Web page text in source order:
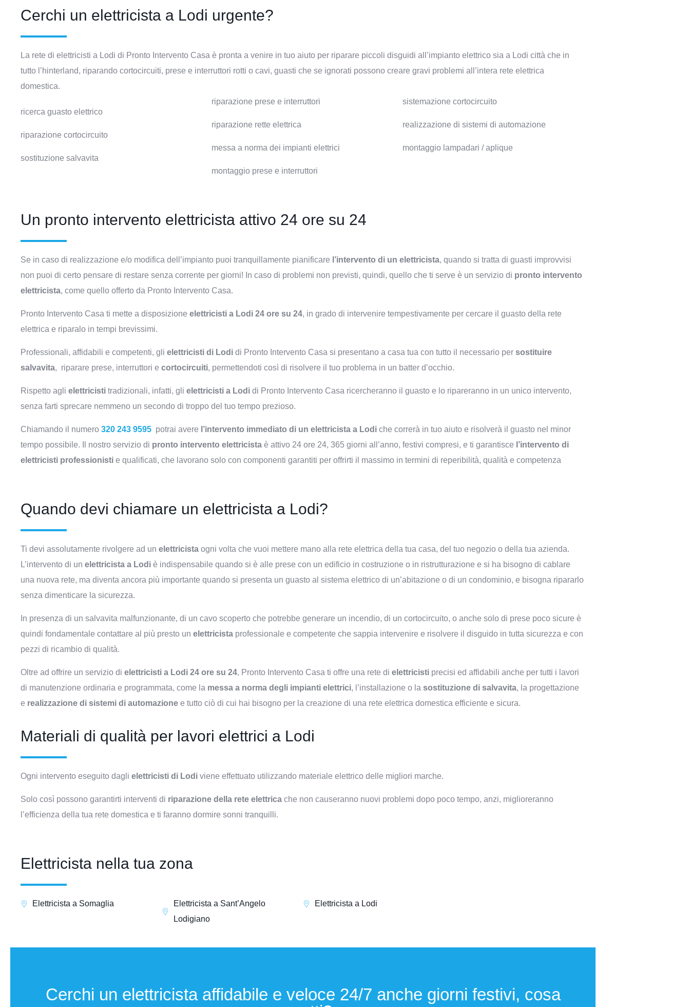
Cerchi un elettricista a Lodi urgente?
La rete di elettricisti a Lodi di Pronto Intervento Casa è pronta a venire in tuo aiuto per riparare piccoli disguidi all’impianto elettrico sia a Lodi città che in
tutto l’hinterland, riparando cortocircuiti, prese e interruttori rotti o cavi, guasti che se ignorati possono creare gravi problemi all’intera rete elettrica
domestica.
ricerca guasto elettrico
riparazione cortocircuito
sostituzione salvavita
riparazione prese e interruttori
riparazione rette elettrica
messa a norma dei impianti elettrici
montaggio prese e interruttori
sistemazione cortocircuito
realizzazione di sistemi di automazione
montaggio lampadari / aplique
Un pronto intervento elettricista attivo 24 ore su 24
Se in caso di realizzazione e/o modifica dell’impianto puoi tranquillamente pianificare l’intervento di un elettricista, quando si tratta di guasti improvvisi
non puoi di certo pensare di restare senza corrente per giorni! In caso di problemi non previsti, quindi, quello che ti serve è un servizio di pronto intervento
elettricista, come quello offerto da Pronto Intervento Casa.
Pronto Intervento Casa ti mette a disposizione elettricisti a Lodi 24 ore su 24, in grado di intervenire tempestivamente per cercare il guasto della rete
elettrica e riparalo in tempi brevissimi.
Professionali, affidabili e competenti, gli elettricisti di Lodi di Pronto Intervento Casa si presentano a casa tua con tutto il necessario per sostituire
salvavita, riparare prese, interruttori e cortocircuiti, permettendoti così di risolvere il tuo problema in un batter d’occhio.
Rispetto agli elettricisti tradizionali, infatti, gli elettricisti a Lodi di Pronto Intervento Casa ricercheranno il guasto e lo ripareranno in un unico intervento,
senza farti sprecare nemmeno un secondo di troppo del tuo tempo prezioso.
Chiamando il numero 320 243 9595 potrai avere l’intervento immediato di un elettricista a Lodi che correrà in tuo aiuto e risolverà il guasto nel minor
tempo possibile. Il nostro servizio di pronto intervento elettricista è attivo 24 ore 24, 365 giorni all’anno, festivi compresi, e ti garantisce l’intervento di
elettricisti professionisti e qualificati, che lavorano solo con componenti garantiti per offrirti il massimo in termini di reperibilità, qualità e competenza
Quando devi chiamare un elettricista a Lodi?
Ti devi assolutamente rivolgere ad un elettricista ogni volta che vuoi mettere mano alla rete elettrica della tua casa, del tuo negozio o della tua azienda.
L’intervento di un elettricista a Lodi è indispensabile quando si è alle prese con un edificio in costruzione o in ristrutturazione e si ha bisogno di cablare
una nuova rete, ma diventa ancora più importante quando si presenta un guasto al sistema elettrico di un’abitazione o di un condominio, e bisogna ripararlo
senza dimenticare la sicurezza.
In presenza di un salvavita malfunzionante, di un cavo scoperto che potrebbe generare un incendio, di un cortocircuito, o anche solo di prese poco sicure è
quindi fondamentale contattare al più presto un elettricista professionale e competente che sappia intervenire e risolvere il disguido in tutta sicurezza e con
pezzi di ricambio di qualità.
Oltre ad offrire un servizio di elettricisti a Lodi 24 ore su 24, Pronto Intervento Casa ti offre una rete di elettricisti precisi ed affidabili anche per tutti i lavori
di manutenzione ordinaria e programmata, come la messa a norma degli impianti elettrici, l’installazione o la sostituzione di salvavita, la progettazione
e realizzazione di sistemi di automazione e tutto ciò di cui hai bisogno per la creazione di una rete elettrica domestica efficiente e sicura.
Materiali di qualità per lavori elettrici a Lodi
Ogni intervento eseguito dagli elettricisti di Lodi viene effettuato utilizzando materiale elettrico delle migliori marche.
Solo così possono garantirti interventi di riparazione della rete elettrica che non causeranno nuovi problemi dopo poco tempo, anzi, miglioreranno
l’efficienza della tua rete domestica e ti faranno dormire sonni tranquilli.
Elettricista nella tua zona
Elettricista a Somaglia
Elettricista a Sant’Angelo
Lodigiano
Elettricista a Lodi
Cerchi un elettricista affidabile e veloce 24/7 anche giorni festivi, cosa